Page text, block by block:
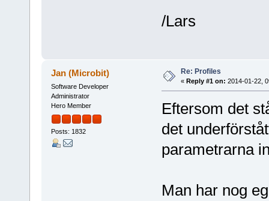
/Lars
Jan (Microbit)
Software Developer
Administrator
Hero Member
Posts: 1832
Re: Profiles
« Reply #1 on: 2014-01-22,
Eftersom det
det
parametrarna
Man har nog